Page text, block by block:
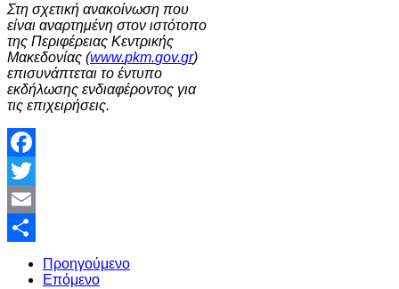
Στη σχετική ανακοίνωση που
είναι αναρτημένη στον ιστότοπο
της Περιφέρειας Κεντρικής
Μακεδονίας (www.pkm.gov.gr)
επισυνάπτεται το έντυπο
εκδήλωσης ενδιαφέροντος για
τις επιχειρήσεις.
Facebook
Twitter
Email
Share
Προηγούμενο
Επόμενο